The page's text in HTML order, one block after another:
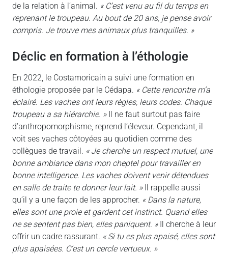
de la relation à l’animal. « C’est venu au fil du temps en
reprenant le troupeau. Au bout de 20 ans, je pense avoir
compris. Je trouve mes animaux plus tranquilles. »
déclic en formation à l’éthologie
En 2022, le Costamoricain a suivi une formation en
éthologie proposée par le Cédapa. « Cette rencontre m’a
éclairé. Les vaches ont leurs règles, leurs codes. Chaque
troupeau a sa hiérarchie. »Il ne faut surtout pas faire
d’anthropomorphisme, reprend l’éleveur. Cependant, il
voit ses vaches côtoyées au quotidien comme des
collègues de travail. « Je cherche un respect mutuel, une
bonne ambiance dans mon cheptel pour travailler en
bonne intelligence. Les vaches doivent venir détendues
en salle de traite te donner leur lait. »Il rappelle aussi
qu’il y a une façon de les approcher. « Dans la nature,
elles sont une proie et gardent cet instinct. Quand elles
ne se sentent pas bien, elles paniquent. »Il cherche à leur
offrir un cadre rassurant. « Si tu es plus apaisé, elles sont
plus apaisées. C’est un cercle vertueux. »